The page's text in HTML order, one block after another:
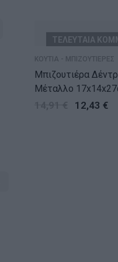
ΤΕΛΕΥΤΑΙΑ
ΚΟΥΤΙΑ - ΜΠΙΖΟΥΤΙΕΡΕΣ
Μπιζουτιέρα Δέντρο
Μέταλλο
12,43 €